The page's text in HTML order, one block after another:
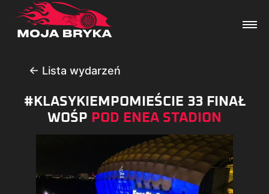
Dane techniczne
Wydarzenia
Forum
← Lista wydarzeń
#KLASYKIEMPOMIEŚCIE 33 FINAŁ
WOŚP POD ENEA STADION